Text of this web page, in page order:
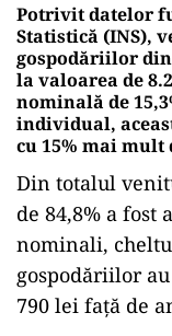
Potrivit datelor
Statistică (INS),
gospodăriilor
la valoarea de
nominală de
individual,
cu 15% mai mult
Din totalul
de 84,8% a
nominali,
gospodăriilor
790 lei față de